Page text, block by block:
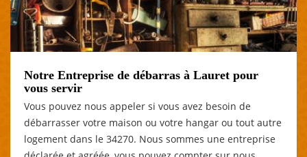
Notre Entreprise de débarras à Lauret pour
vous servir
Vous pouvez nous appeler si vous avez besoin de
débarrasser votre maison ou votre hangar ou tout autre
logement dans le 34270. Nous sommes une entreprise